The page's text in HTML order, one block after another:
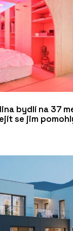
bydlí na 37
se jim